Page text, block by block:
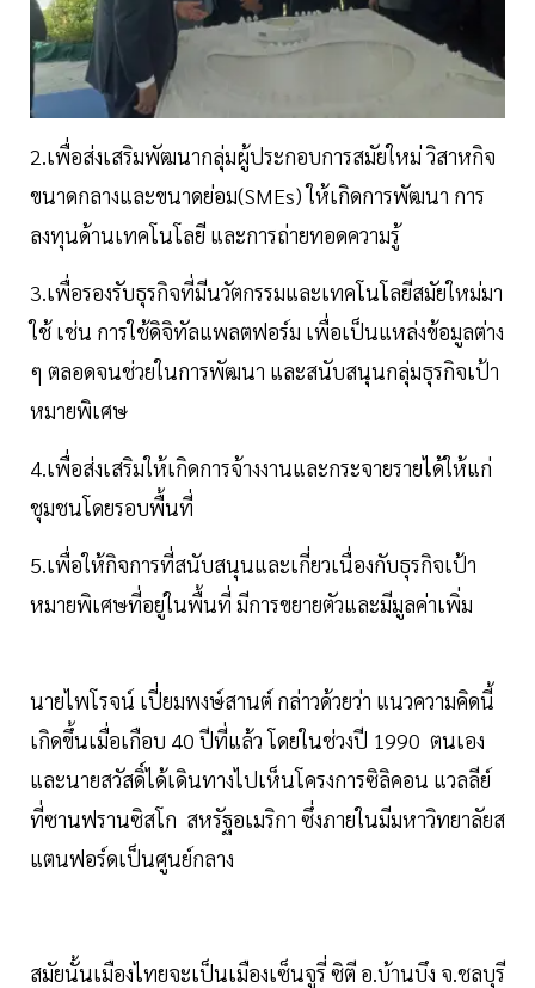
2.เพื่อส่งเสริมพัฒนากลุ่มผู้ประกอบการสมัยใหม่ วิสาหกิจ
ขนาดกลางและขนาดย่อม(SMEs) ให้เกิดการพัฒนา การ
ลงทุนด้านเทคโนโลยี และการถ่ายทอดความรู้
3.เพื่อรองรับธุรกิจที่มีนวัตกรรมและเทคโนโลยีสมัยใหม่มา
ใช้ เช่น การใช้ดิจิทัลแพลตฟอร์ม เพื่อเป็นแหล่งข้อมูลต่าง
ๆ ตลอดจนช่วยในการพัฒนา และสนับสนุนกลุ่มธุรกิจเป้า
หมายพิเศษ
4.เพื่อส่งเสริมให้เกิดการจ้างงานและกระจายรายได้ให้แก่
ชุมชนโดยรอบพื้นที่
5.เพื่อให้กิจการที่สนับสนุนและเกี่ยวเนื่องกับธุรกิจเป้า
หมายพิเศษที่อยู่ในพื้นที่ มีการขยายตัวและมีมูลค่าเพิ่ม
นายไพโรจน์ เปี่ยมพงษ์สานต์ กล่าวด้วยว่า แนวความคิดนี้
เกิดขึ้นเมื่อเกือบ 40 ปีที่แล้ว โดยในช่วงปี 1990 ตนเอง
และนายสวัสดิ์ได้เดินทางไปเห็นโครงการซิลิคอน แวลลีย์
ที่ซานฟรานซิสโก สหรัฐอเมริกา ซึ่งภายในมีมหาวิทยาลัยส
แตนฟอร์ดเป็นศูนย์กลาง
สมัยนั้นเมืองไทยจะเป็นเมืองเซ็นจูรี่ ซิตี อ.บ้านบึง จ.ชลบุรี